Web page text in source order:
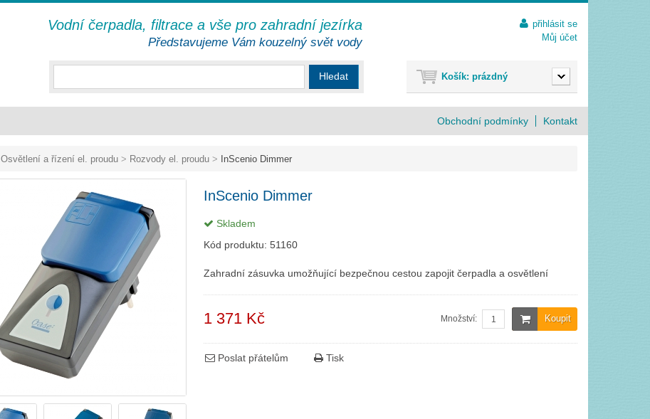
Osvětlení a řízení el. proudu > Rozvody el. proudu > InScenio Dimmer
InScenio Dimmer
Skladem
Kód produktu: 51160
Zahradní zásuvka umožňující bezpečnou cestou zapojit čerpadla a osvětlení
1 371 Kč Koupit
Množství:
Poslat přátelům Tisk
Obchodní podmínky Kontakt
Hledat
přihlásit se
Můj účet
Košík: prázdný
Vodní čerpadla, filtrace a vše pro zahradní jezírka
Představujeme Vám kouzelný svět vody